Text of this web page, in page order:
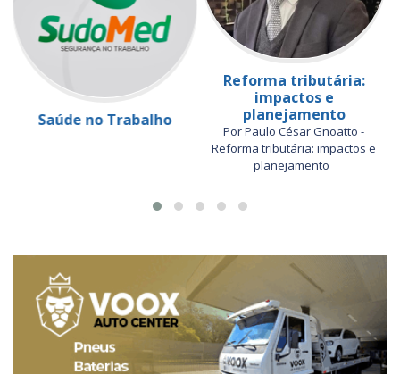
Saúde no Trabalho
Reforma tributária:
impactos e
planejamento
Por Paulo César Gnoatto -
Reforma tributária: impactos e
planejamento